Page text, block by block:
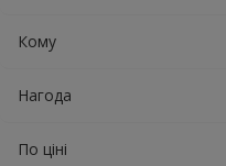
Кому
Нагода
По ціні